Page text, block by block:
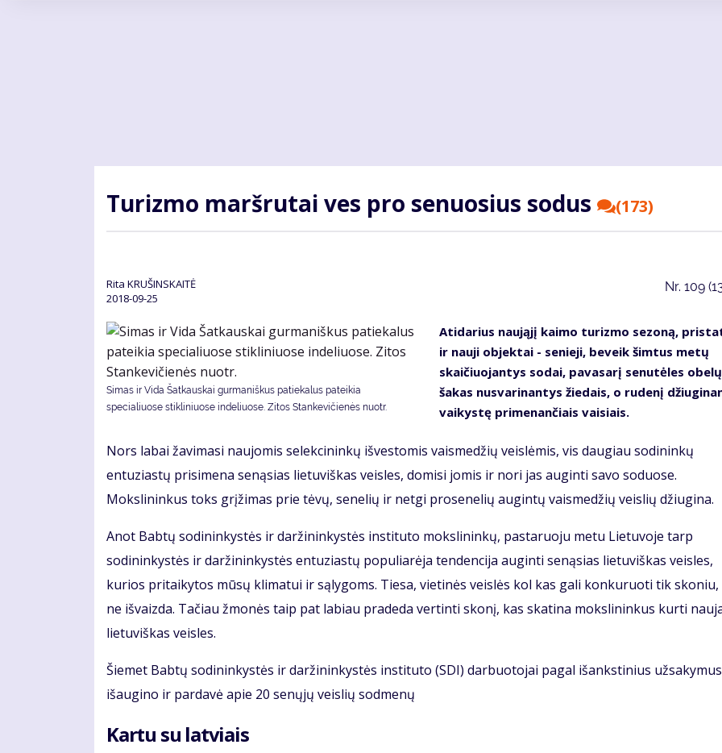
Turizmo maršrutai ves pro senuosius sodus (173)
Rita KRUŠINSKAITĖ
2018-09-25
Nr. 109
Simas ir Vida Šatkauskai gurmaniškus patiekalus pateikia
specialiuose stikliniuose indeliuose. Zitos Stankevičienės nuotr.
Atidarius naująjį kaimo turizmo sezoną,
ir nauji objektai - senieji, beveik šimtus metų
skaičiuojantys sodai, pavasarį senutėles obelų
šakas nusvarinantys žiedais, o rudenį
vaikystę primenančiais vaisiais.
Nors labai žavimasi naujomis selekcininkų išvestomis vaismedžių veislėmis, vis daugiau sodininkų
entuziastų prisimena senąsias lietuviškas veisles, domisi jomis ir nori jas auginti savo soduose.
Mokslininkus toks grįžimas prie tėvų, senelių ir netgi prosenelių augintų vaismedžių veislių džiugina.
Anot Babtų sodininkystės ir daržininkystės instituto mokslininkų, pastaruoju metu Lietuvoje tarp
sodininkystės ir daržininkystės entuziastų populiarėja tendencija auginti senąsias lietuviškas veisles,
kurios pritaikytos mūsų klimatui ir sąlygoms. Tiesa, vietinės veislės kol kas gali konkuruoti tik
ne išvaizda. Tačiau žmonės taip pat labiau pradeda vertinti skonį, kas skatina mokslininkus kurti
lietuviškas veisles.
Šiemet Babtų sodininkystės ir daržininkystės instituto (SDI) darbuotojai pagal išankstinius
išaugino ir pardavė apie 20 senųjų veislių sodmenų
Kartu su latviais